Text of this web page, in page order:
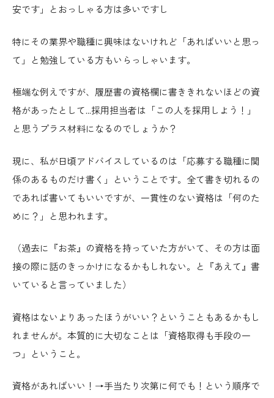
安です」とおっしゃる方は多いですし
特にその業界や職種に興味はないけれど「あればいいと思っ
て」と勉強している方もいらっしゃいます。
極端な例えですが、履歴書の資格欄に書ききれないほどの資
格があったとして…採用担当者は「この人を採用しよう！」
と思うプラス材料になるのでしょうか？
現に、私が日頃アドバイスしているのは「応募する職種に関
係のあるものだけ書く」ということです。全て書き切れるの
であれば書いてもいいですが、一貫性のない資格は「何のた
めに？」と思われます。
（過去に『お茶』の資格を持っていた方がいて、その方は面
接の際に話のきっかけになるかもしれない。と『あえて』書
いていると言っていました）
資格はないよりあったほうがいい？ということもあるかもし
れませんが。本質的に大切なことは「資格取得も手段の一
つ」ということ。
資格があればいい！→手当たり次第に何でも！という順序で